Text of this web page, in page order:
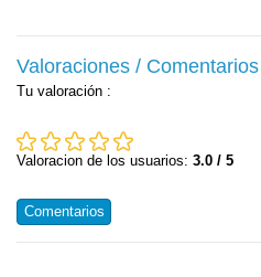
Valoraciones / Comentarios
Tu valoración :
Valoracion de los usuarios: 3.0 / 5
Comentarios